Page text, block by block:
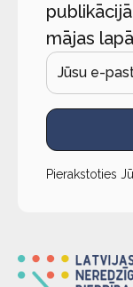
mājas
Pierakstoties